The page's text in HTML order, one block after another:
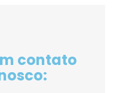
contato